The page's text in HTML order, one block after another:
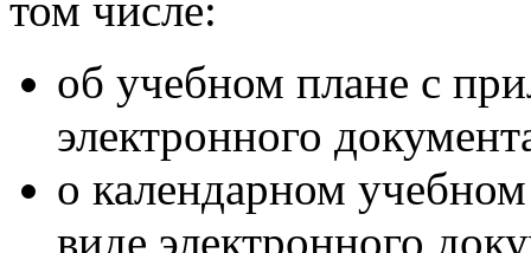
об учебном плане с
электронного
о календарном
виде электронного